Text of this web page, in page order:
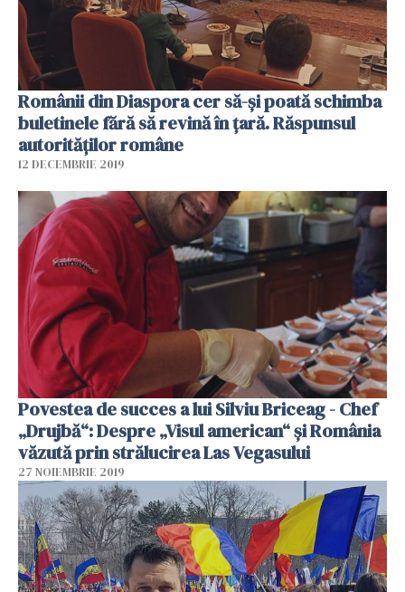
Românii din Diaspora cer să-și poată schimba
buletinele fără să revină în țară. Răspunsul
autorităților române
12 DECEMBRIE 2019
Povestea de succes a lui Silviu Briceag - Chef
„Drujbă“: Despre „Visul american“ și România
văzută prin strălucirea Las Vegasului
27 NOIEMBRIE 2019